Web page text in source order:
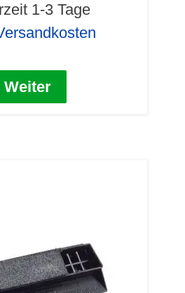
1-3 Tage
Weiter